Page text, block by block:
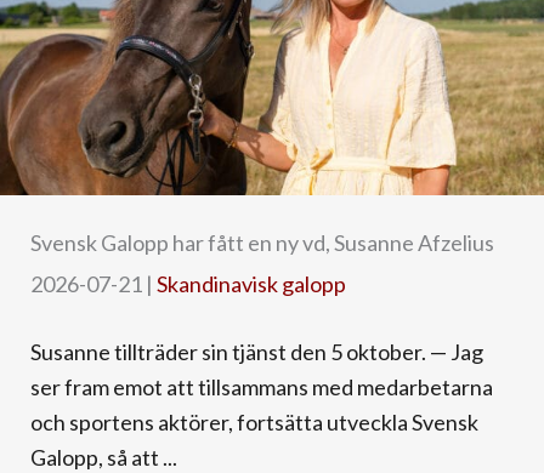
Svensk Galopp har fått en ny vd, Susanne Afzelius
2026-07-21 | Skandinavisk galopp
Susanne tillträder sin tjänst den 5 oktober. — Jag
ser fram emot att tillsammans med medarbetarna
och sportens aktörer, fortsätta utveckla Svensk
Galopp, så att ...